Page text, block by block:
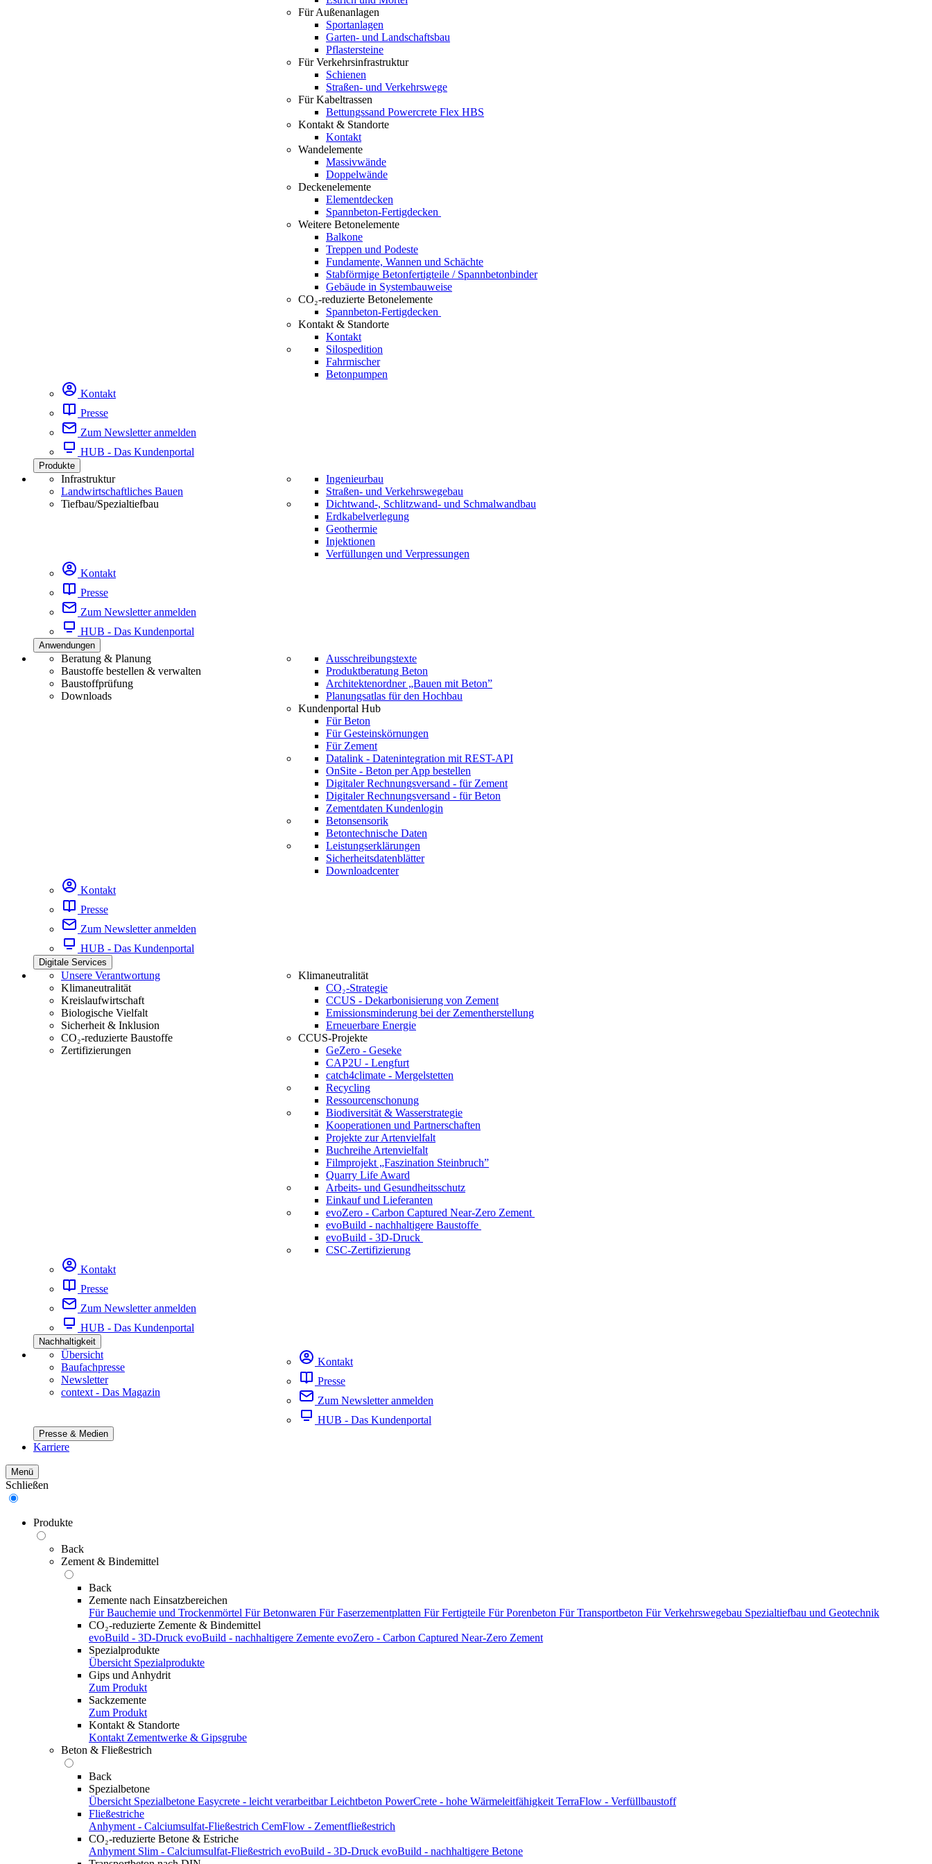
Für Außenanlagen
Sportanlagen
Garten- und Landschaftsbau
Pflastersteine
Für Verkehrsinfrastruktur
Schienen
Straßen- und Verkehrswege
Für Kabeltrassen
Bettungssand Powercrete Flex HBS
Kontakt & Standorte
Kontakt
Wandelemente
Massivwände
Doppelwände
Deckenelemente
Elementdecken
Spannbeton-Fertigdecken
Weitere Betonelemente
Balkone
Treppen und Podeste
Fundamente, Wannen und Schächte
Stabförmige Betonfertigteile / Spannbetonbinder
Gebäude in Systembauweise
CO₂-reduzierte Betonelemente
Spannbeton-Fertigdecken
Kontakt & Standorte
Kontakt
Silospedition
Fahrmischer
Betonpumpen
Kontakt
Presse
Zum Newsletter anmelden
HUB - Das Kundenportal
Produkte
Infrastruktur
Landwirtschaftliches Bauen
Tiefbau/Spezialtiefbau
Ingenieurbau
Straßen- und Verkehrswegebau
Dichtwand-, Schlitzwand- und Schmalwandbau
Erdkabelverlegung
Geothermie
Injektionen
Verfüllungen und Verpressungen
Kontakt
Presse
Zum Newsletter anmelden
HUB - Das Kundenportal
Anwendungen
Beratung & Planung
Baustoffe bestellen & verwalten
Baustoffprüfung
Downloads
Ausschreibungstexte
Produktberatung Beton
Architektenordner „Bauen mit Beton”
Planungsatlas für den Hochbau
Kundenportal Hub
Für Beton
Für Gesteinskörnungen
Für Zement
Datalink - Datenintegration mit REST-API
OnSite - Beton per App bestellen
Digitaler Rechnungsversand - für Zement
Digitaler Rechnungsversand - für Beton
Zementdaten Kundenlogin
Betonsensorik
Betontechnische Daten
Leistungserklärungen
Sicherheitsdatenblätter
Downloadcenter
Kontakt
Presse
Zum Newsletter anmelden
HUB - Das Kundenportal
Digitale Services
Unsere Verantwortung
Klimaneutralität
Kreislaufwirtschaft
Biologische Vielfalt
Sicherheit & Inklusion
CO₂-reduzierte Baustoffe
Zertifizierungen
Klimaneutralität
CO₂-Strategie
CCUS - Dekarbonisierung von Zement
Emissionsminderung bei der Zementherstellung
Erneuerbare Energie
CCUS-Projekte
GeZero - Geseke
CAP2U - Lengfurt
catch4climate - Mergelstetten
Recycling
Ressourcenschonung
Biodiversität & Wasserstrategie
Kooperationen und Partnerschaften
Projekte zur Artenvielfalt
Buchreihe Artenvielfalt
Filmprojekt „Faszination Steinbruch”
Quarry Life Award
Arbeits- und Gesundheitsschutz
Einkauf und Lieferanten
evoZero - Carbon Captured Near-Zero Zement
evoBuild - nachhaltigere Baustoffe
evoBuild - 3D-Druck
CSC-Zertifizierung
Kontakt
Presse
Zum Newsletter anmelden
HUB - Das Kundenportal
Nachhaltigkeit
Übersicht
Baufachpresse
Newsletter
context - Das Magazin
Kontakt
Presse
Zum Newsletter anmelden
HUB - Das Kundenportal
Presse & Medien
Karriere
Menü
Schließen
Produkte
Back
Zement & Bindemittel
Back
Zemente nach Einsatzbereichen
Für Bauchemie und Trockenmörtel Für Betonwaren Für Faserzementplatten Für Fertigteile Für Porenbeton Für Transportbeton Für Verkehrswegebau Spezialtiefbau und Geotechnik
CO₂-reduzierte Zemente & Bindemittel
evoBuild - 3D-Druck evoBuild - nachhaltigere Zemente evoZero - Carbon Captured Near-Zero Zement
Spezialprodukte
Übersicht Spezialprodukte
Gips und Anhydrit
Zum Produkt
Sackzemente
Zum Produkt
Kontakt & Standorte
Kontakt Zementwerke & Gipsgrube
Beton & Fließestrich
Back
Spezialbetone
Übersicht Spezialbetone Easycrete - leicht verarbeitbar Leichtbeton PowerCrete - hohe Wärmeleitfähigkeit TerraFlow - Verfüllbaustoff
Fließestriche
Anhyment - Calciumsulfat-Fließestrich CemFlow - Zementfließestrich
CO₂-reduzierte Betone & Estriche
Anhyment Slim - Calciumsulfat-Fließestrich evoBuild - 3D-Druck evoBuild - nachhaltigere Betone